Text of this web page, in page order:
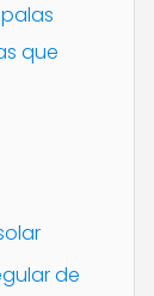
que
de